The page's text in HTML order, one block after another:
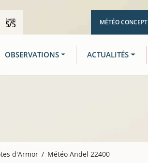
MÉTÉO CONCEPT
OBSERVATIONS ACTUALITÉS
d'Armor Météo Andel 22400